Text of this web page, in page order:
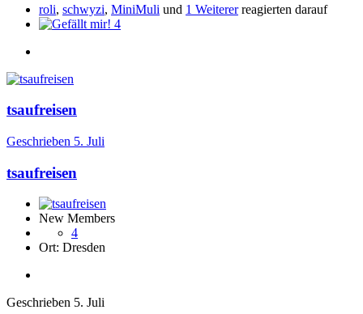
roli, schwyzi, MiniMuli und 1 Weitererreagierten darauf
4
tsaufreisen
Geschrieben 5. Juli
tsaufreisen
New Members
4
Ort: Dresden
Geschrieben 5. Juli